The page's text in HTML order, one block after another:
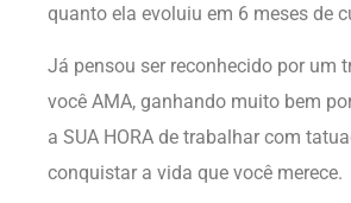
quanto ela evoluiu em 6 meses de
Já pensou ser reconhecido por um
você AMA, ganhando muito bem
a SUA HORA de trabalhar com
conquistar a vida que você merece.